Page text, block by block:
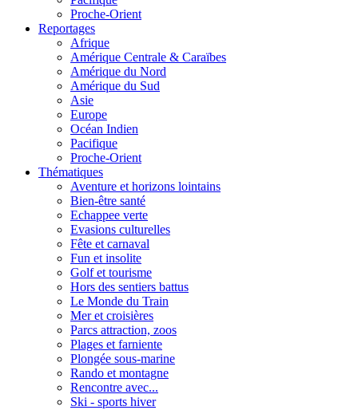
Proche-Orient
Reportages
Afrique
Amérique Centrale & Caraïbes
Amérique du Nord
Amérique du Sud
Asie
Europe
Océan Indien
Pacifique
Proche-Orient
Thématiques
Aventure et horizons lointains
Bien-être santé
Echappee verte
Evasions culturelles
Fête et carnaval
Fun et insolite
Golf et tourisme
Hors des sentiers battus
Le Monde du Train
Mer et croisières
Parcs attraction, zoos
Plages et farniente
Plongée sous-marine
Rando et montagne
Rencontre avec...
Ski - sports hiver